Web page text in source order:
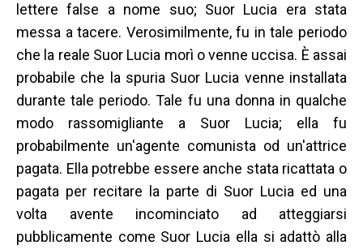
lettere false a nome suo; Suor Lucia era stata
messa a tacere. Verosimilmente, fu in tale periodo
che la reale Suor Lucia morì o venne uccisa. È assai
probabile che la spuria Suor Lucia venne installata
durante tale periodo. Tale fu una donna in qualche
modo rassomigliante a Suor Lucia; ella fu
probabilmente un'agente comunista od un'attrice
pagata. Ella potrebbe essere anche stata ricattata o
pagata per recitare la parte di Suor Lucia ed una
volta avente incominciato ad atteggiarsi
pubblicamente come Suor Lucia ella si adattò alla